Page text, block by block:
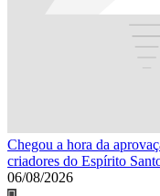
Chegou a hora da
criadores do Espírito
06/08/2026